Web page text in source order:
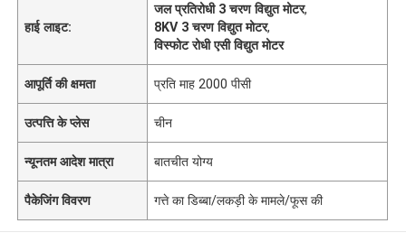
हाई लाइट:
जल प्रतिरोधी 3 चरण विद्युत मोटर,
8KV 3 चरण विद्युत मोटर,
विस्फोट रोधी एसी विद्युत मोटर
आपूर्ति की क्षमता प्रति माह 2000 पीसी
उत्पत्ति के प्लेस चीन
न्यूनतम आदेश मात्रा बातचीत योग्य
पैकेजिंग विवरण गत्ते का डिब्बा/लकड़ी के मामले/फूस की